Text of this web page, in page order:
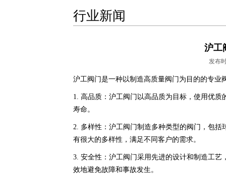
行业新闻
沪工
发布
沪工阀门是一种以制造高质量阀门为目的的专业
1. 高品质：沪工阀门以高品质为目标，使用优
寿命。
2. 多样性：沪工阀门制造多种类型的阀门，包
有很大的多样性，满足不同客户的需求。
3. 安全性：沪工阀门采用先进的设计和制造工
效地避免故障和事故发生。